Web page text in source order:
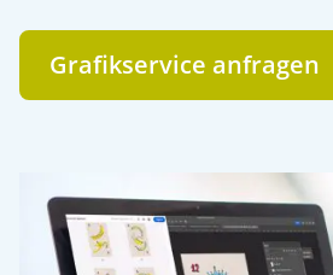
Grafikservice anfragen